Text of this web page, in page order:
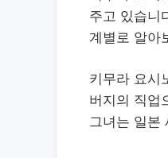
주고 있습니
계별로 알아
키무라 요시
버지의 직업
그녀는 일본